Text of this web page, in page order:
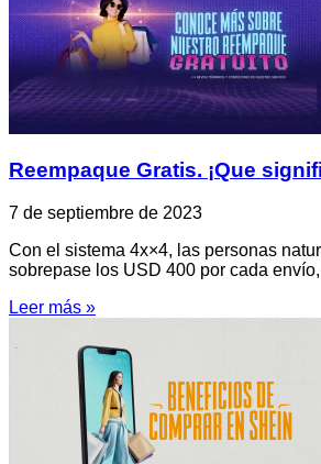
Reempaque Gratis. ¡Que
7 de septiembre de 2023
Con el sistema 4x×4, las personas
sobrepase los USD 400 por cada
Leer más »